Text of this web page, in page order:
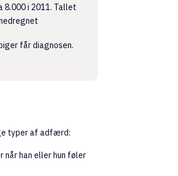
8.000 i 2011. Tallet
får diagnosen.
typer af adfærd:
når han eller hun føler